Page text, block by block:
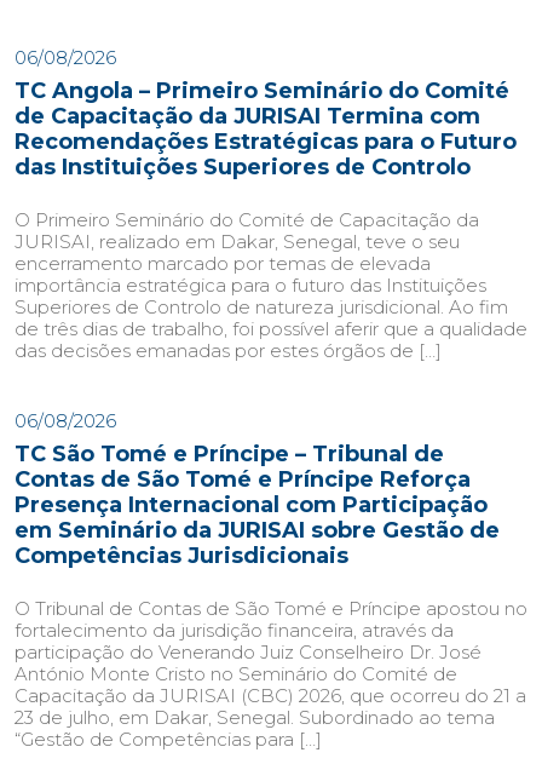
06/08/2026
TC Angola – Primeiro Seminário do Comité
de Capacitação da JURISAI Termina com
Recomendações Estratégicas para o Futuro
das Instituições Superiores de Controlo
O Primeiro Seminário do Comité de Capacitação da
JURISAI, realizado em Dakar, Senegal, teve o seu
encerramento marcado por temas de elevada
importância estratégica para o futuro das Instituições
Superiores de Controlo de natureza jurisdicional. Ao fim
de três dias de trabalho, foi possível aferir que a qualidade
das decisões emanadas por estes órgãos de […]
06/08/2026
TC São Tomé e Príncipe – Tribunal de
Contas de São Tomé e Príncipe Reforça
Presença Internacional com Participação
em Seminário da JURISAI sobre Gestão de
Competências Jurisdicionais
O Tribunal de Contas de São Tomé e Príncipe apostou no
fortalecimento da jurisdição financeira, através da
participação do Venerando Juiz Conselheiro Dr. José
António Monte Cristo no Seminário do Comité de
Capacitação da JURISAI (CBC) 2026, que ocorreu do 21 a
23 de julho, em Dakar, Senegal. Subordinado ao tema
“Gestão de Competências para […]